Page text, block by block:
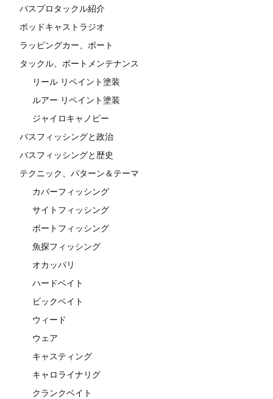
バスプロタックル紹介
ポッドキャストラジオ
ラッピングカー、ボート
タックル、ボートメンテナンス
リール リペイント塗装
ルアー リペイント塗装
ジャイロキャノピー
バスフィッシングと政治
バスフィッシングと歴史
テクニック、パターン＆テーマ
カバーフィッシング
サイトフィッシング
ボートフィッシング
魚探フィッシング
オカッパリ
ハードベイト
ビックベイト
ウィード
ウェア
キャスティング
キャロライナリグ
クランクベイト